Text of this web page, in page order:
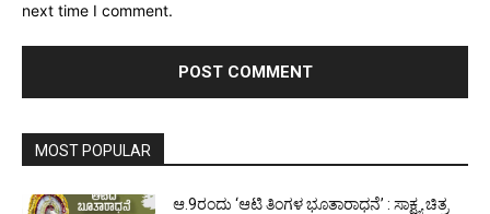
next time I comment.
MOST POPULAR
ಆ.9ರಂದು ‘ಆಟಿ ತಿಂಗಳ ಭೂತಾರಾಧನೆ’ : ಸಾಕ್ಷ್ಯ ಚಿತ್ರ